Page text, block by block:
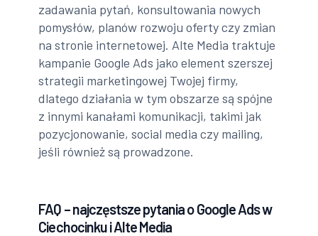
zadawania pytań, konsultowania nowych
pomysłów, planów rozwoju oferty czy zmian
na stronie internetowej. Alte Media traktuje
kampanie Google Ads jako element szerszej
strategii marketingowej Twojej firmy,
dlatego działania w tym obszarze są spójne
z innymi kanałami komunikacji, takimi jak
pozycjonowanie, social media czy mailing,
jeśli również są prowadzone.
FAQ – najczęstsze pytania o Google Ads w
Ciechocinku i Alte Media